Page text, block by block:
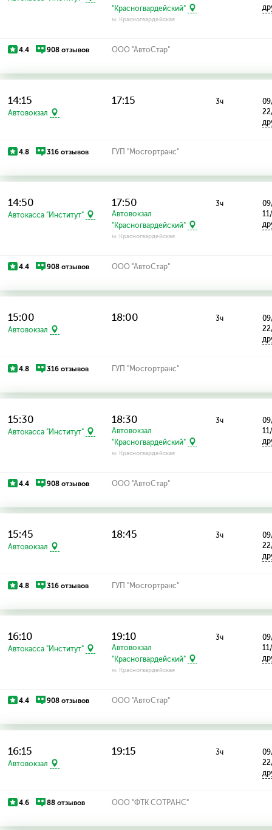
"Красногвардейский"
м. Красногвардейская
4.4 908 отзывов ООО "АвтоСтар"
14:15
Автовокзал
17:15 3ч
4.8 316 отзывов ГУП "Мосгортранс"
14:50
Автокасса "Институт"
17:50
Автовокзал
"Красногвардейский"
м. Красногвардейская
3ч
4.4 908 отзывов ООО "АвтоСтар"
15:00
Автовокзал
18:00 3ч
4.8 316 отзывов ГУП "Мосгортранс"
15:30
Автокасса "Институт"
18:30
Автовокзал
"Красногвардейский"
м. Красногвардейская
3ч
4.4 908 отзывов ООО "АвтоСтар"
15:45
Автовокзал
18:45 3ч
4.8 316 отзывов ГУП "Мосгортранс"
16:10
Автокасса "Институт"
19:10
Автовокзал
"Красногвардейский"
м. Красногвардейская
3ч
4.4 908 отзывов ООО "АвтоСтар"
16:15
Автовокзал
19:15 3ч
4.6 88 отзывов ООО "ФТК СОТРАНС"